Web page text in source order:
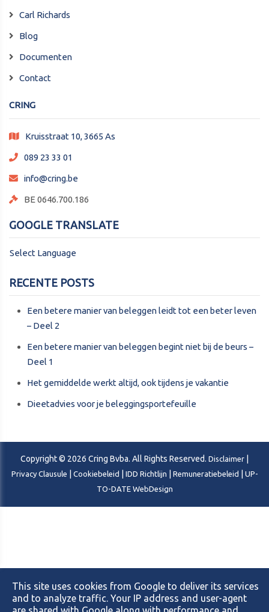
Carl Richards
Blog
Documenten
Contact
CRING
Kruisstraat 10, 3665 As
089 23 33 01
info@cring.be
BE 0646.700.186
GOOGLE TRANSLATE
Select Language
RECENTE POSTS
Een betere manier van beleggen leidt tot een beter leven
– Deel 2
Een betere manier van beleggen begint niet bij de beurs –
Deel 1
Het gemiddelde werkt altijd, ook tijdens je vakantie
Dieetadvies voor je beleggingsportefeuille
Copyright © 2026 Cring Bvba. All Rights Reserved. Disclaimer
Privacy Clausule Cookiebeleid IDD Richtlijn Remuneratiebeleid
UP-
TO-DATE WebDesign
This site uses cookies from Google to deliver its services
and to analyze traffic. Your IP address and user-agent